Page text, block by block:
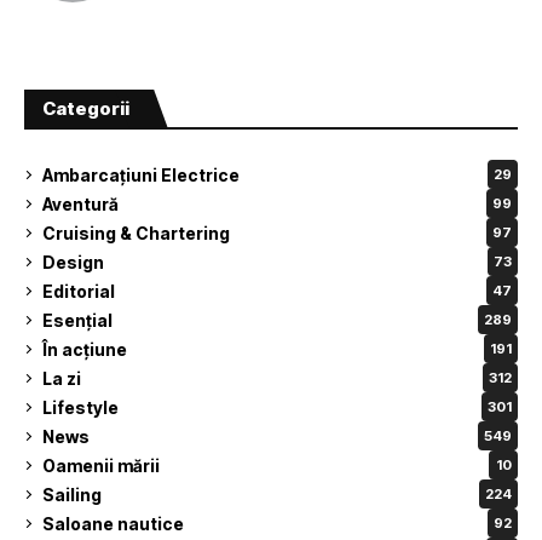
Categorii
Ambarcațiuni Electrice 29
Aventură 99
Cruising & Chartering 97
Design 73
Editorial 47
Esențial 289
În acțiune 191
La zi 312
Lifestyle 301
News 549
Oamenii mării 10
Sailing 224
Saloane nautice 92